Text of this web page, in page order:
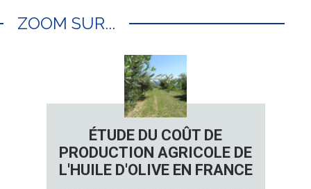
ZOOM SUR...
ÉTUDE DU COÛT DE
PRODUCTION AGRICOLE DE
L'HUILE D'OLIVE EN FRANCE